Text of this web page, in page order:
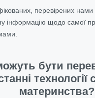
перевірених нами
інформацію щодо самої
бути
технології
материнства?